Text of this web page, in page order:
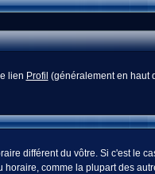
lien Profil (généralement en haut
différent du vôtre. Si c'est le
comme la plupart des